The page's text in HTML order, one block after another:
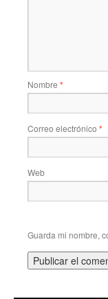
Nombre *
Correo electrónico *
Web
Guarda mi nombre,